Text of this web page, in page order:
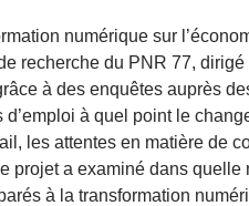
numérique sur
recherche du PNR 77,
à des enquêtes auprès
à quel point le
les attentes en matière de
projet a examiné dans quelle
à la transformation